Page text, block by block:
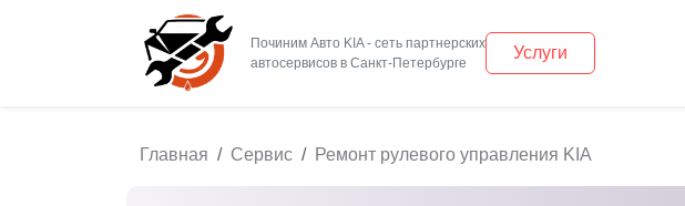
Починим Авто KIA - сеть партнерских
Услуги
Главная Сервис Ремонт рулевого управления KIA